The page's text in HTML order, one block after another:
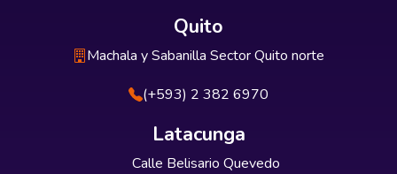
Quito
Machala y Sabanilla Sector Quito norte
(+593) 2 382 6970
Latacunga
Calle Belisario Quevedo